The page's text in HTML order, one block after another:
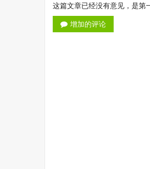
这篇文章已经没有意见，是第
增加的评论